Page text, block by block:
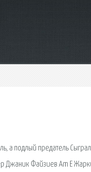
а подлый предатель
Джаник Файзиев Am E